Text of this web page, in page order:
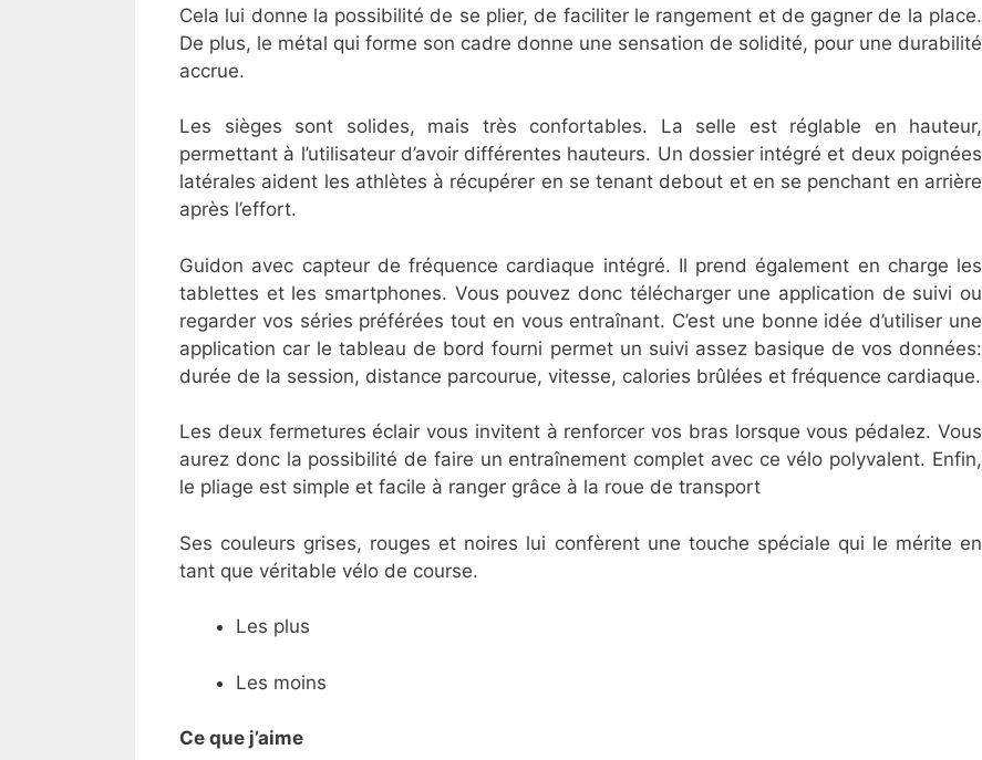
Cela lui donne la possibilité de se plier, de faciliter le rangement et de gagner de la place.
De plus, le métal qui forme son cadre donne une sensation de solidité, pour une durabilité
accrue.
Les sièges sont solides, mais très confortables. La selle est réglable en hauteur,
permettant à l’utilisateur d’avoir différentes hauteurs. Un dossier intégré et deux poignées
latérales aident les athlètes à récupérer en se tenant debout et en se penchant en arrière
après l’effort.
Guidon avec capteur de fréquence cardiaque intégré. Il prend également en charge les
tablettes et les smartphones. Vous pouvez donc télécharger une application de suivi ou
regarder vos séries préférées tout en vous entraînant. C’est une bonne idée d’utiliser une
application car le tableau de bord fourni permet un suivi assez basique de vos données:
durée de la session, distance parcourue, vitesse, calories brûlées et fréquence cardiaque.
Les deux fermetures éclair vous invitent à renforcer vos bras lorsque vous pédalez. Vous
aurez donc la possibilité de faire un entraînement complet avec ce vélo polyvalent. Enfin,
le pliage est simple et facile à ranger grâce à la roue de transport
Ses couleurs grises, rouges et noires lui confèrent une touche spéciale qui le mérite en
tant que véritable vélo de course.
Les plus
Les moins
Ce que j’aime